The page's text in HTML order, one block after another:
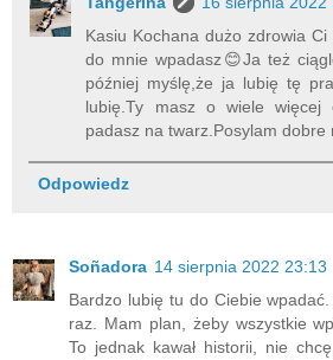
Kasiu Kochana dużo zdrowia
do mnie wpadasz😊Ja też
później myślę,że ja lubię tę
lubię.Ty masz o wiele więcej
padasz na twarz.Posylam dobre
Odpowiedz
Soñadora 14 sierpnia 2022 23:13
Bardzo lubię tu do Ciebie wpadać.
raz. Mam plan, żeby wszystkie
To jednak kawał historii, nie